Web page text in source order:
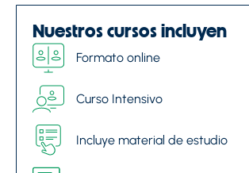
Nuestros cursos incluyen
Formato online
Curso Intensivo
Incluye material de estudio